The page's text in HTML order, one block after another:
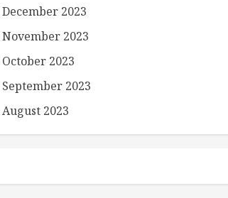
December 2023
November 2023
October 2023
September 2023
August 2023